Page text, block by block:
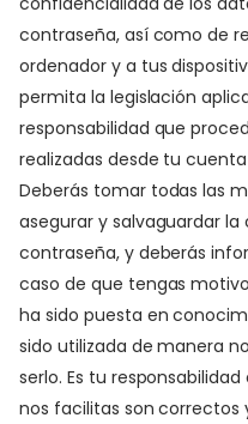
contraseña, así como de
ordenador y a tus
permita la legislación
responsabilidad que
realizadas desde tu
Deberás tomar todas las
asegurar y salvaguardar
contraseña, y deberás
caso de que tengas
ha sido puesta en
sido utilizada de manera
serlo. Es tu
nos facilitas son